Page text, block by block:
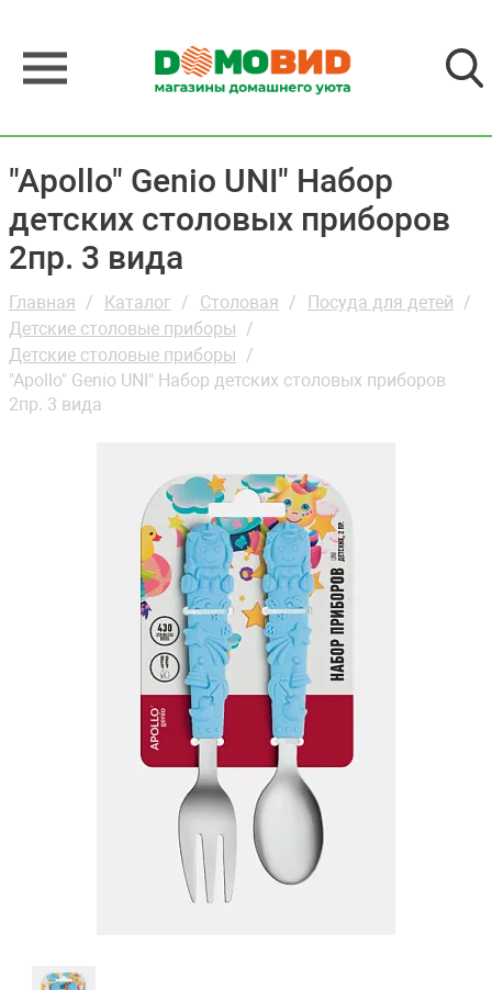
"Apollo" Genio UNI" Набор
детских столовых приборов
2пр. 3 вида
Главная Каталог Столовая
Посуда для детей
Детские столовые приборы
Детские столовые приборы
"Apollo" Genio UNI" Набор детских столовых приборов
2пр. 3 вида